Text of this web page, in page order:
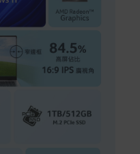
置
Pay)：須使用行動裝